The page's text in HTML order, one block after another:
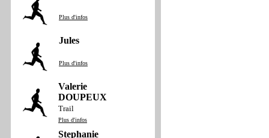
Plus d'infos
Jules
Plus d'infos
Valerie
DOUPEUX
Trail
Plus d'infos
Stephanie